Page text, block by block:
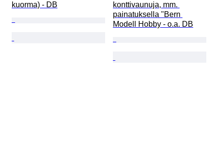
kuorma) - DB
konttivaunuja, mm.
painatuksella "Bern
Modell Hobby - o.a. DB